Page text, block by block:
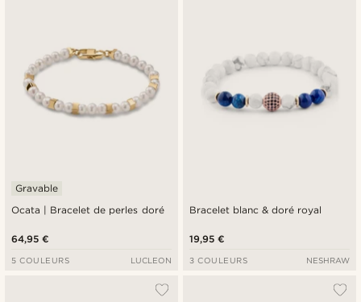
Ocata | Bracelet de perles doré
Gravable
64,95 €
5 COULEURS LUCLEON
Bracelet blanc & doré royal
19,95 €
3 COULEURS NESHRAW